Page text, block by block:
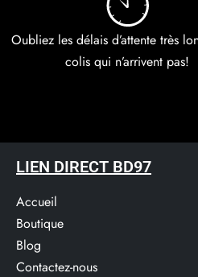
Oubliez les délais d’attente très
colis qui n’arrivent pas!
LIEN DIRECT BD97
Accueil
Boutique
Blog
Contactez-nous